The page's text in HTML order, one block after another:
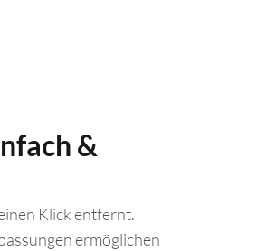
&
Klick entfernt.
ermöglichen